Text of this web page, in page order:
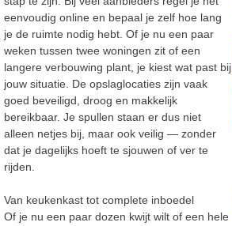
eenvoudig online en bepaal je zelf hoe lang
je de ruimte nodig hebt. Of je nu een paar
weken tussen twee woningen zit of een
langere verbouwing plant, je kiest wat past bij
jouw situatie. De opslaglocaties zijn vaak
goed beveiligd, droog en makkelijk
bereikbaar. Je spullen staan er dus niet
alleen netjes bij, maar ook veilig — zonder
dat je dagelijks hoeft te sjouwen of ver te
rijden.
Van keukenkast tot complete inboedel
Of je nu een paar dozen kwijt wilt of een hele